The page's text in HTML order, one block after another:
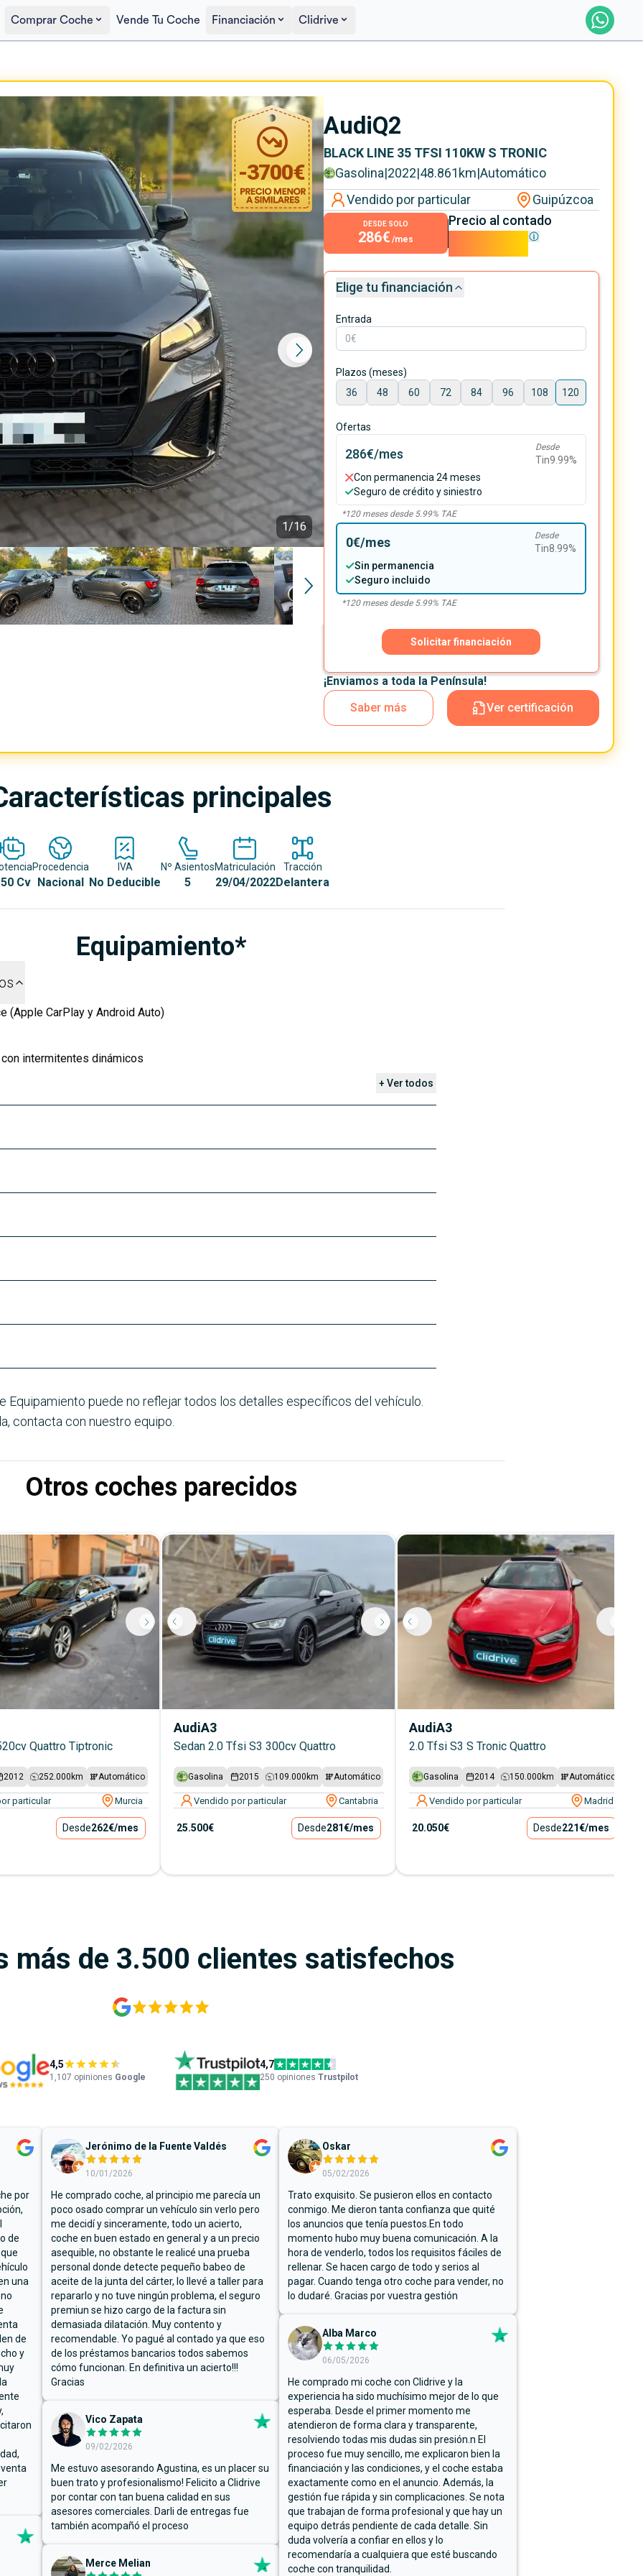
Comprar Coche Vende Tu Coche Financiación Clidrive
1/16
-3700€
25.900€
AudiQ2
BLACK LINE 35 TFSI 110KW S TRONIC
Gasolina|2022|48.861km|Automático
Vendido por particular
Guipúzcoa
DESDE SOLO
286€ /mes
Precio al contado
25.900€
Elige tu financiación
Entrada
Plazos (meses)
36
48 60 72 84 96 108 120
Ofertas
286€/mes Desde
Tin9.99%
Con permanencia 24 meses
Seguro de crédito y siniestro
*120meses desde 5.99% TAE
0€/mes Desde
Tin8.99%
Sin permanencia
Seguro incluido
*120meses desde 5.99% TAE
Solicitar financiación
¡Enviamos a toda la Península!
Saber más
Ver certificación
principales
Cv
Procedencia
Nacional
IVA
No Deducible
Nº Asientos
5
Matriculación
29/04/2022
Tracción
Delantera
Equipamiento*
(Apple CarPlay y Android Auto)
intermitentes dinámicos
+ Ver todos
Equipamiento puede no reflejar todos los detalles específicos del vehículo.
contacta con nuestro equipo.
Otros coches parecidos
Quattro Tiptronic
2012 252.000 km Automático
particular Murcia
Desde262€/mes
AudiA3
Sedan 2.0 Tfsi S3 300cv Quattro
Gasolina 2015 109.000 km Automático
Vendido por particular Cantabria
25.500€ Desde281€/mes
AudiA3
2.0 Tfsi S3 S Tronic Quattro
Gasolina 2014 150.000 km Automático
Vendido por particular Madrid
20.050€ Desde221€/mes
más de 3.500 clientes satisfechos
4,5
1,107 opiniones Google
4,7
250 opiniones Trustpilot
por
de
una
de
y
Jerónimo de la Fuente Valdés
10/01/2026
He comprado coche, al principio me parecía un
poco osado comprar un vehículo sin verlo pero
me decidí y sinceramente, todo un acierto,
coche en buen estado en general y a un precio
asequible, no obstante le realicé una prueba
personal donde detecte pequeño babeo de
aceite de la junta del cárter, lo llevé a taller para
repararlo y no tuve ningún problema, el seguro
premiun se hizo cargo de la factura sin
demasiada dilatación. Muy contento y
recomendable. Yo pagué al contado ya que eso
de los préstamos bancarios todos sabemos
cómo funcionan. En definitiva un acierto!!!
Gracias
Vico Zapata
09/02/2026
Me estuvo asesorando Agustina, es un placer su
buen trato y profesionalismo! Felicito a Clidrive
por contar con tan buena calidad en sus
asesores comerciales. Darli de entregas fue
también acompañó el proceso
Merce Melian
Oskar
05/02/2026
Trato exquisito. Se pusieron ellos en contacto
conmigo. Me dieron tanta confianza que quité
los anuncios que tenía puestos.En todo
momento hubo muy buena comunicación. A la
hora de venderlo, todos los requisitos fáciles de
rellenar. Se hacen cargo de todo y serios al
pagar. Cuando tenga otro coche para vender, no
lo dudaré. Gracias por vuestra gestión
Alba Marco
06/05/2026
He comprado mi coche con Clidrive y la
experiencia ha sido muchísimo mejor de lo que
esperaba. Desde el primer momento me
atendieron de forma clara y transparente,
resolviendo todas mis dudas sin presión.n El
proceso fue muy sencillo, me explicaron bien la
financiación y las condiciones, y el coche estaba
exactamente como en el anuncio. Además, la
gestión fue rápida y sin complicaciones. Se nota
que trabajan de forma profesional y que hay un
equipo detrás pendiente de cada detalle. Sin
duda volvería a confiar en ellos y lo
recomendaría a cualquiera que esté buscando
coche con tranquilidad.